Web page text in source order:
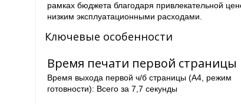
рамках бюджета благодаря привлекательной
низким эксплуатационными расходами.
Ключевые особенности
Время печати первой страницы
Время выхода первой ч/б страницы (A4, режим
готовности): Всего за 7,7 секунды